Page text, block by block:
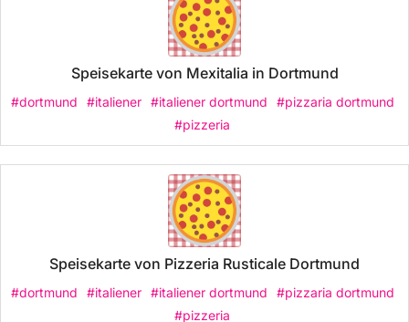
Speisekarte von Mexitalia in Dortmund
#dortmund #italiener #italiener dortmund
#pizzaria dortmund
#pizzeria
Speisekarte von Pizzeria Rusticale Dortmund
#dortmund #italiener #italiener dortmund
#pizzaria dortmund
#pizzeria